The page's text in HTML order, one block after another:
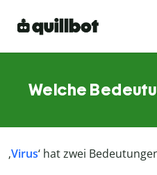
Welche
‚Virus‘ hat zwei